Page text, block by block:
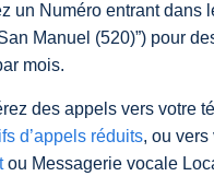
un Numéro entrant dans
Manuel (520)”) pour
mois.
des appels vers votre
d’appels réduits, ou vers
ou Messagerie vocale